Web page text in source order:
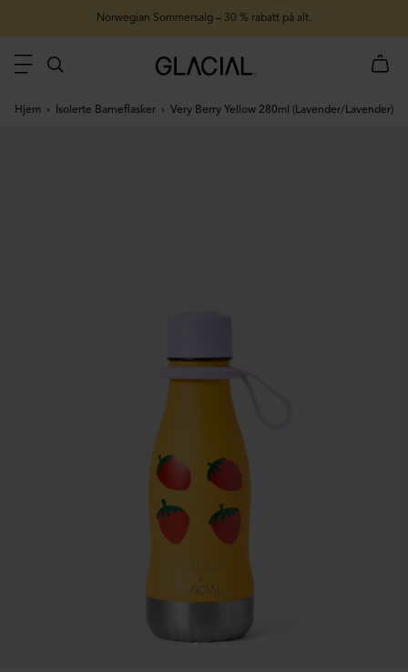
Norwegian Sommersalg – 30 % rabatt på alt.
Hjem Isolerte Barneflasker Very Berry Yellow 280ml (Lavender/Lavender)